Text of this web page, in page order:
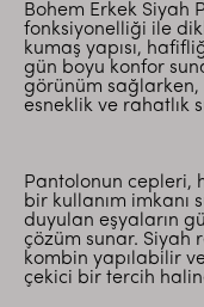
Bohem Erkek Siyah
fonksiyonelliği ile
kumaş yapısı,
gün boyu konfor
görünüm sağlarken,
esneklik ve rahatlık
Pantolonun cepleri,
bir kullanım imkanı
duyulan eşyaların
çözüm sunar. Siyah
kombin yapılabilir
çekici bir tercih